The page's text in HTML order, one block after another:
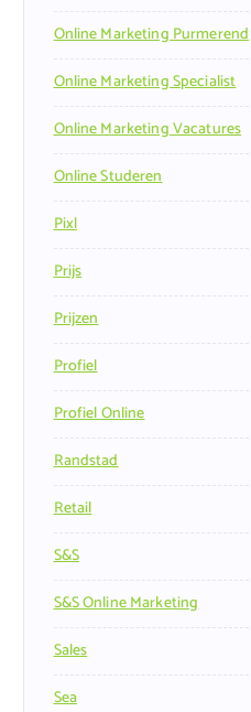
Online Marketing Purmerend
Online Marketing Specialist
Online Marketing Vacatures
Online Studeren
Pixl
Prijs
Prijzen
Profiel
Profiel Online
Randstad
Retail
S&s
S&s Online Marketing
Sales
Sea